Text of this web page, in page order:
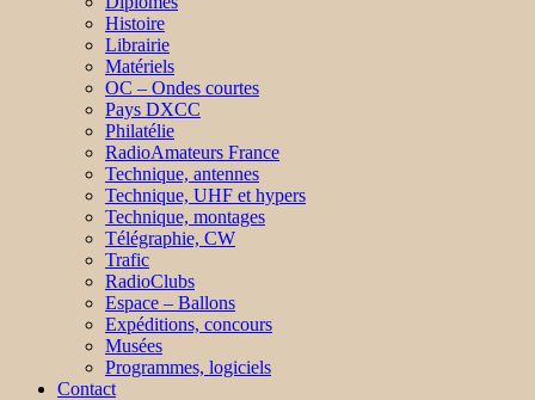
Histoire
Librairie
Matériels
OC – Ondes courtes
Pays DXCC
Philatélie
RadioAmateurs France
Technique, antennes
Technique, UHF et hypers
Technique, montages
Télégraphie, CW
Trafic
RadioClubs
Espace – Ballons
Expéditions, concours
Musées
Programmes, logiciels
Contact